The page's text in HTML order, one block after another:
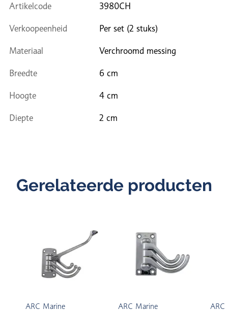
Artikelcode 3980CH
Verkoopeenheid Per set (2 stuks)
Materiaal Verchroomd messing
Breedte 6 cm
Hoogte 4 cm
Diepte 2 cm
Gerelateerde producten
ARC Marine ARC Marine ARC